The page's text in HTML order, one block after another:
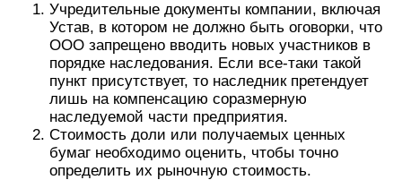
Учредительные документы компании, включая
Устав, в котором не должно быть оговорки, что
ООО запрещено вводить новых участников в
порядке наследования. Если все-таки такой
пункт присутствует, то наследник претендует
лишь на компенсацию соразмерную
наследуемой части предприятия.
Стоимость доли или получаемых ценных
бумаг необходимо оценить, чтобы точно
определить их рыночную стоимость.